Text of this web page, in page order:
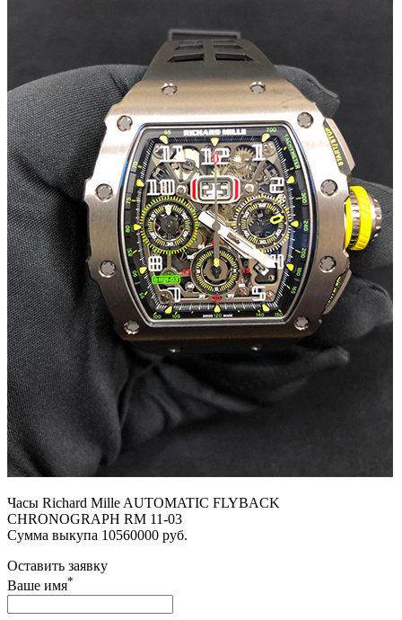
Часы Richard Mille AUTOMATIC FLYBACK
CHRONOGRAPH RM 11-03
Сумма выкупа 10560000 руб.
Оставить заявку
Ваше имя*